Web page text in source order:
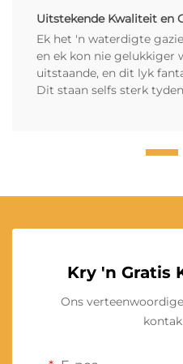
Uitstekende Kwaliteit en
Ek het 'n waterdigte
en ek kon nie gelukkiger
uitstaande, en dit lyk
Dit staan selfs sterk
Kry 'n Gratis
Ons